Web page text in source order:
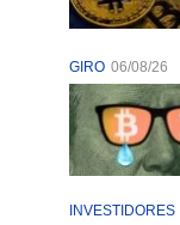
GIRO 06/08/26
INVESTIDORES